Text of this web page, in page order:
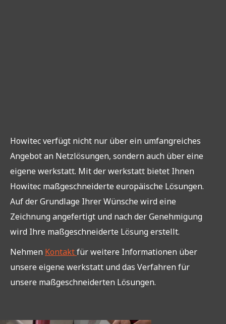
Howitec verfügt nicht nur über ein umfangreiches
Angebot an Netzlösungen, sondern auch über eine
eigene werkstatt. Mit der werkstatt bietet Ihnen
Howitec maßgeschneiderte europäische Lösungen.
Auf der Grundlage Ihrer Wünsche wird eine
Zeichnung angefertigt und nach der Genehmigung
wird Ihre maßgeschneiderte Lösung erstellt.
Nehmen Kontaktfür weitere Informationen über
unsere eigene werkstatt und das Verfahren für
unsere maßgeschneiderten Lösungen.